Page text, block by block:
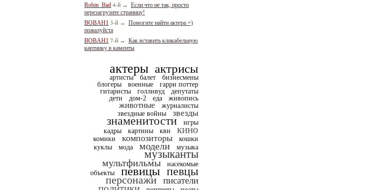
Robin_Bad 4-й → Если что не так, просто
перезагрузите страницу!
BOBAH1 3-й → Помогите найти актера =)
пожалуйста
BOBAH1 7-й → Как вставить кликабельную
картинку в каменты
актеры актрисы
артисты балет
бизнесмены
блогеры
военные
гарри поттер
гитаристы
голливуд
депутаты
дети
дом-2 еда живопись
животные
журналисты
звездные войны
звезды
знаменитости
игры
кадры
картины квн кино
комики композиторы
кошки
куклы
мода модели музыка
музыканты
мультфильмы
насекомые
объекты
певицы певцы
персонажи писатели